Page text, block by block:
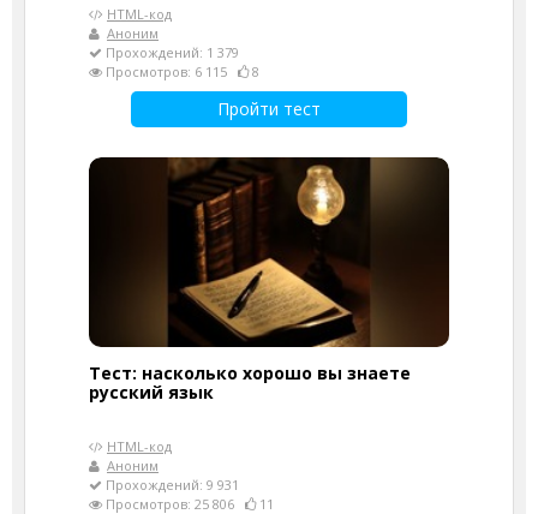
HTML-код
Аноним
Прохождений: 1 379
Просмотров: 6 115
8
Пройти тест
Тест: насколько хорошо вы знаете
русский язык
HTML-код
Аноним
Прохождений: 9 931
Просмотров: 25 806
11